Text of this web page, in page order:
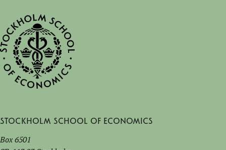
Stockholm School of Economics
Box 6501